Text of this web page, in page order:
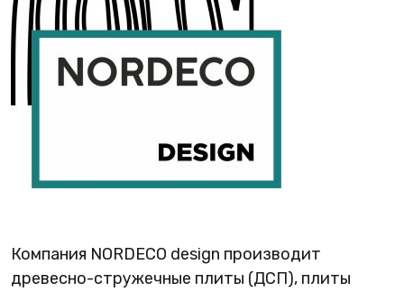
Компания NORDECO design производит
древесно-стружечные плиты (ДСП), плиты